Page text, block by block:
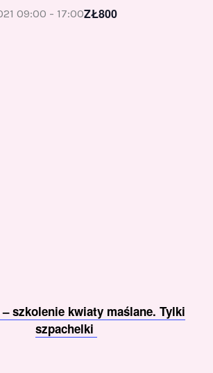
09:00 - 17:00ZŁ800
szkolenie kwiaty maślane. Tylki i
szpachelki